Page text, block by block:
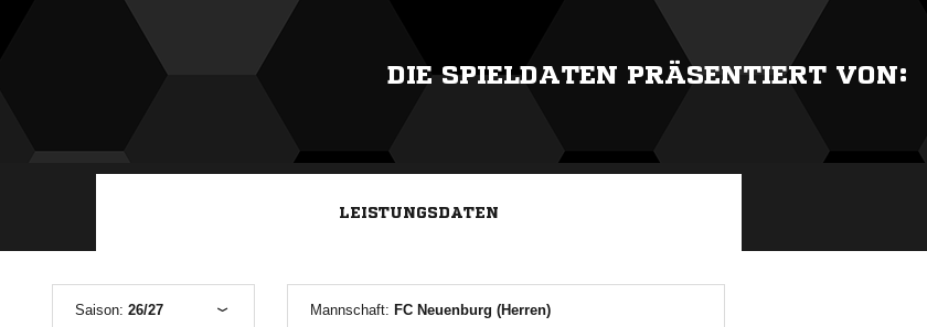
DIE SPIELDATEN PRÄSENTIERT VON:
LEISTUNGSDATEN
Saison: 26/27 Mannschaft: FC Neuenburg (Herren)